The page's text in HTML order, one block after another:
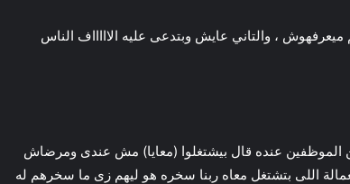
، والتاني عايش وبتدعى عليه الاااااف الناس
الموظفين عنده قال بيشتغلوا (معايا) مش عندى ومرضاش
اللى بتشتغل معاه ربنا سخره هو ليهم زى ما سخرهم له